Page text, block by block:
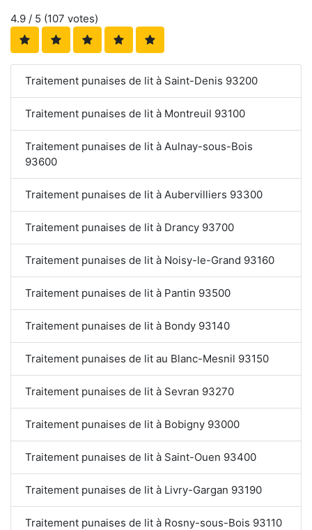
4.9 / 5 (107 votes)
Traitement punaises de lit à Saint-Denis 93200
Traitement punaises de lit à Montreuil 93100
Traitement punaises de lit à Aulnay-sous-Bois
93600
Traitement punaises de lit à Aubervilliers 93300
Traitement punaises de lit à Drancy 93700
Traitement punaises de lit à Noisy-le-Grand 93160
Traitement punaises de lit à Pantin 93500
Traitement punaises de lit à Bondy 93140
Traitement punaises de lit au Blanc-Mesnil 93150
Traitement punaises de lit à Sevran 93270
Traitement punaises de lit à Bobigny 93000
Traitement punaises de lit à Saint-Ouen 93400
Traitement punaises de lit à Livry-Gargan 93190
Traitement punaises de lit à Rosny-sous-Bois 93110